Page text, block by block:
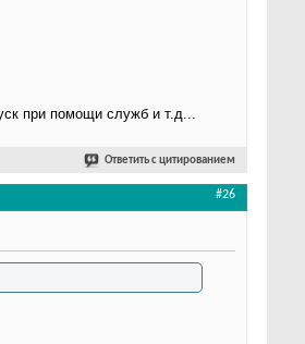
при помощи служб и т.д...
Ответить с цитированием
#26